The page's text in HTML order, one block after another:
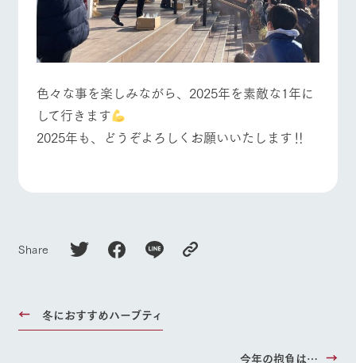
色々な事を楽しみながら、2025年を素敵な1年に
して行きます
2025年も、どうぞよろしくお願いいたします‼
Share
冬におすすめハーブティ
今年の抱負は…